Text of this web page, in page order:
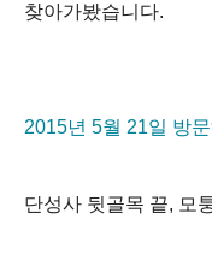
찾아가봤습니다.
2015년 5월 21일 방
단성사 뒷골목 끝, 모